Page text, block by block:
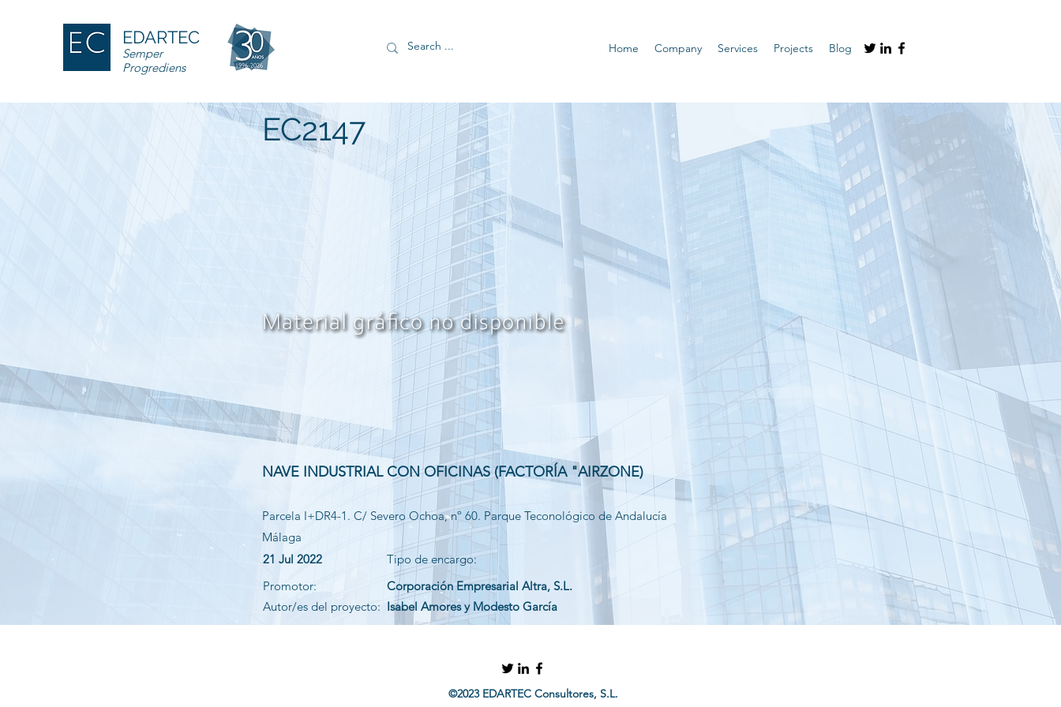
EDARTEC
Semper
Progrediens
Home Company Services Projects Blog
EC2147
NAVE INDUSTRIAL CON OFICINAS (FACTORÍA "AIRZONE)
Parcela I+DR4-1. C/ Severo Ochoa, nº 60. Parque Teconológico de Andalucía
Málaga
21 Jul 2022
Promotor:
Autor/es del proyecto:
Tipo de encargo:
Corporación Empresarial Altra, S.L.
Isabel Amores y Modesto García
©2023 EDARTEC Consultores, S.L.